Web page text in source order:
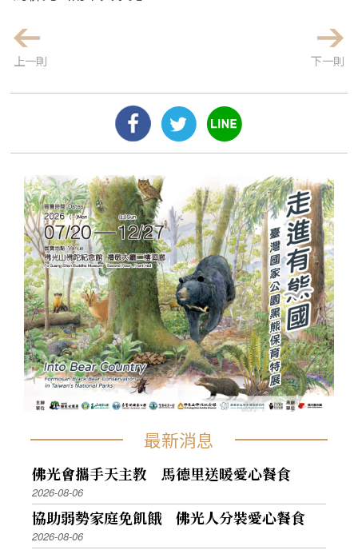
上一則 下一則
最新消息
佛光會攜手天主教 馬德里送暖愛心餐食
2026-08-06
協助弱勢家庭免飢餓 佛光人分裝愛心餐食
2026-08-06